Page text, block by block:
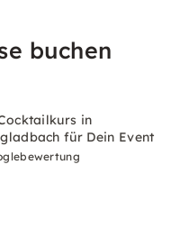
buchen
in
für Dein Event